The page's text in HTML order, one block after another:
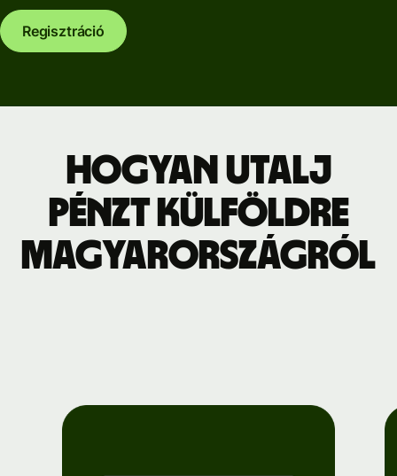
Regisztráció
Hogyan utalj
pénzt külföldre
Magyarországról